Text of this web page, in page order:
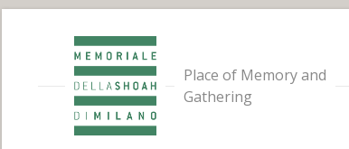
Place of Memory and
Gathering